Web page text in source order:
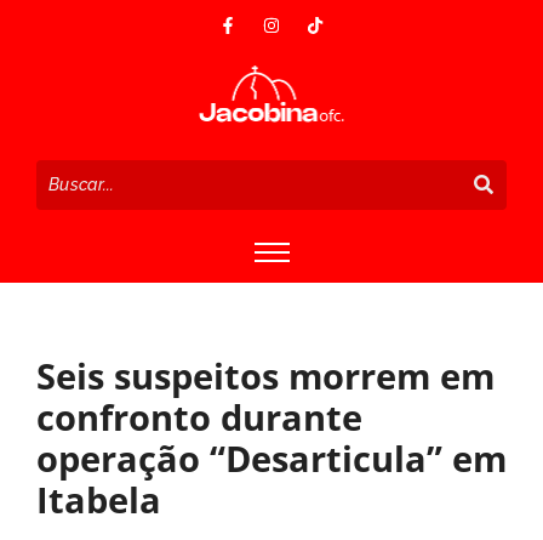
Seis suspeitos morrem em
confronto durante
operação “Desarticula” em
Itabela